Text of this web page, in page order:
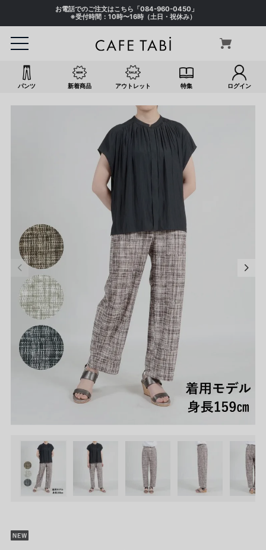
お電話でのご注文はこちら「084-960-0450 」
※受付時間：10時〜16時（土日・祝休み）
パンツ 新着商品 アウトレット 特集 ログイン